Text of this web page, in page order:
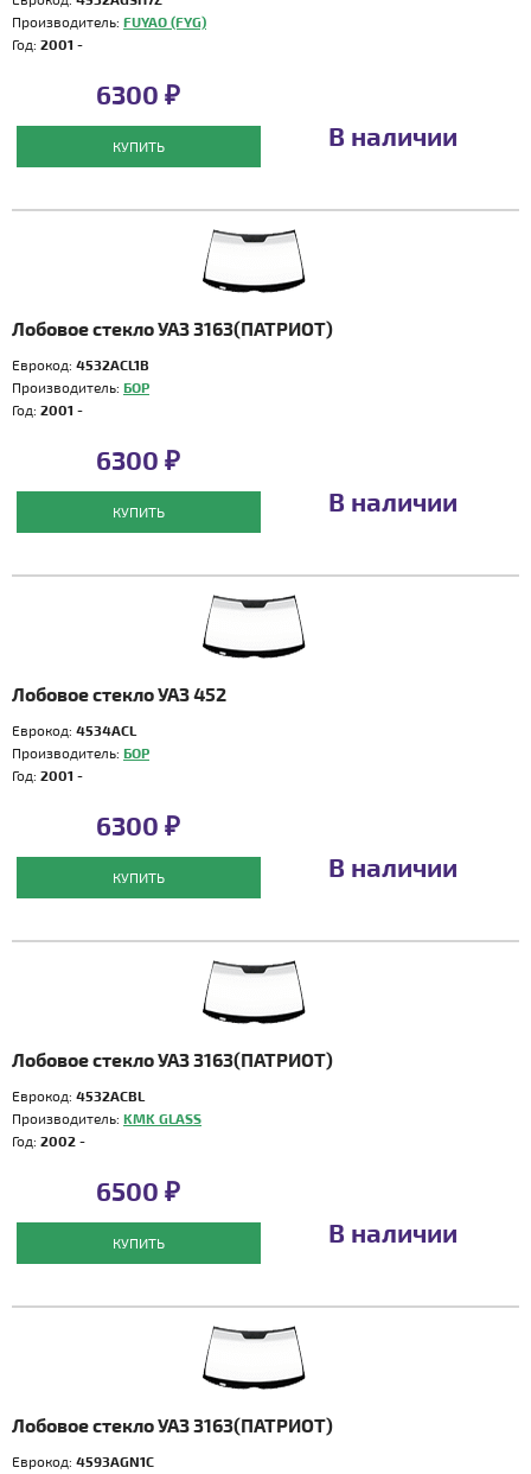
Производитель: FUYAO (FYG)
Год: 2001 -
6300 ₽
КУПИТЬ В наличии
Лобовое стекло УАЗ 3163(ПАТРИОТ)
Еврокод: 4532ACL1B
Производитель: БОР
Год: 2001 -
6300 ₽
КУПИТЬ В наличии
Лобовое стекло УАЗ 452
Еврокод: 4534ACL
Производитель: БОР
Год: 2001 -
6300 ₽
КУПИТЬ В наличии
Лобовое стекло УАЗ 3163(ПАТРИОТ)
Еврокод: 4532ACBL
Производитель: KMK GLASS
Год: 2002 -
6500 ₽
КУПИТЬ В наличии
Лобовое стекло УАЗ 3163(ПАТРИОТ)
Еврокод: 4593AGN1C